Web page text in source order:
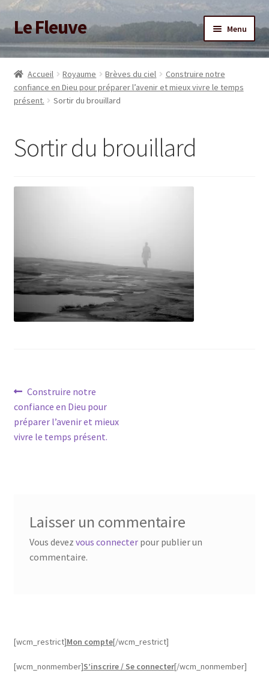
Aller
à
la
navigation
Aller
au
contenu
Le Fleuve Menu
Accueil
Ouvrir
menu
Blog
Ouvrir
Adhésion/Soutien
Mon compte
Accueil Royaume Brèves du ciel
Construire notre
confiance en Dieu pour préparer l’avenir et mieux vivre le temps
présent.
Sortir du brouillard
Sortir du brouillard
Navigation
de
l’article
Article
précédent :
Construire notre
confiance en Dieu pour
préparer l’avenir et mieux
vivre le temps présent.
Laisser un commentaire
Vous devez vous connecterpour publier un
commentaire.
[wcm_restrict]Mon compte[/wcm_restrict]
[wcm_nonmember]S’inscrire / Se connecter[/wcm_nonmember]